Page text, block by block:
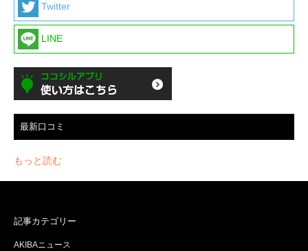
Twitter
LINE
最新口コミ
もっと読む
記事カテゴリー
AKIBAニュース